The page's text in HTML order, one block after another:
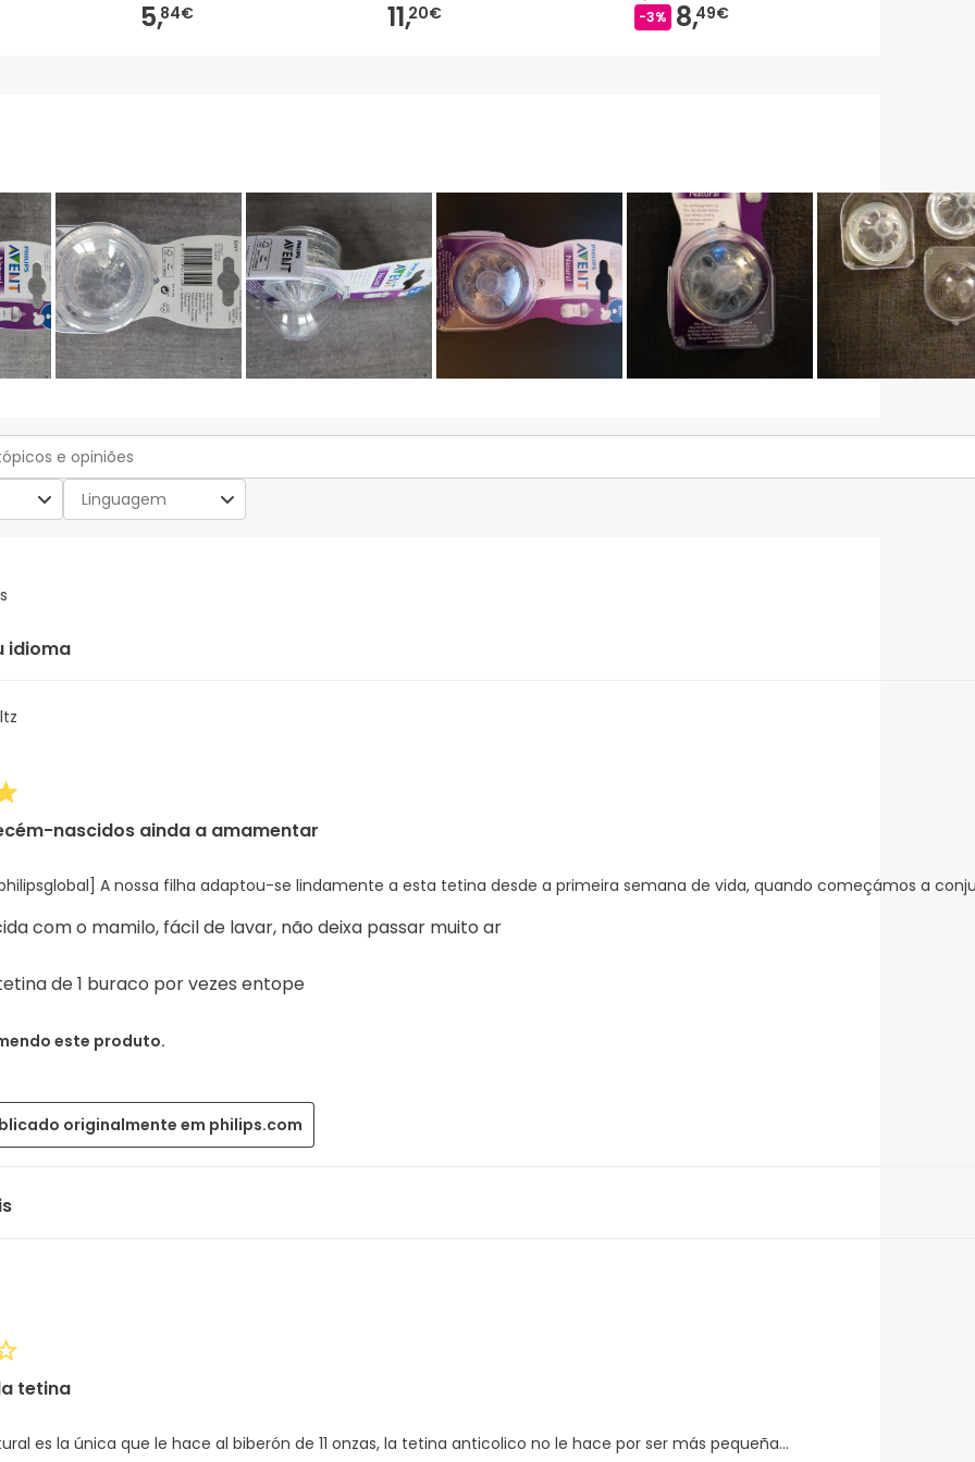
5,84€ 11,20€ -3% 8,49€
Linguagem
idioma
nascidos ainda a amamentar
A nossa filha adaptou-se lindamente a esta tetina desde a primeira semana de vida, quando começámos a
com o mamilo, fácil de lavar, não deixa passar muito ar
de 1 buraco por vezes entope
este produto.
originalmente em philips.com
tetina
es la única que le hace al biberón de 11 onzas, la tetina anticolico no le hace por ser más pequeña...